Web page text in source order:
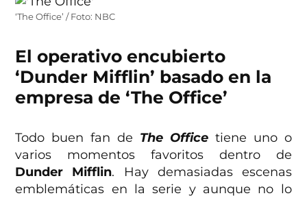
‘The Office’ / Foto: NBC
El operativo encubierto
‘Dunder Mifflin’ basado en la
empresa de ‘The Office’
Todo buen fan de The Officetiene uno o
varios momentos favoritos dentro de
Dunder Mifflin. Hay demasiadas escenas
emblemáticas en la serie y aunque no lo